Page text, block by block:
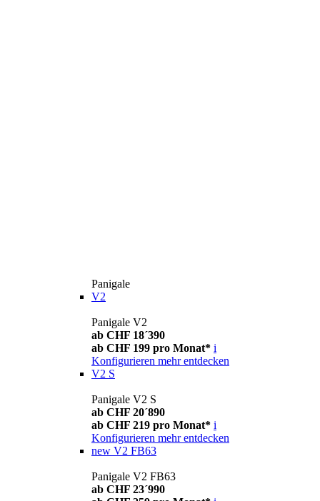
Panigale
V2
Panigale V2
ab CHF 18´390
ab CHF 199 pro Monat* i
Konfigurieren mehr entdecken
V2 S
Panigale V2 S
ab CHF 20´890
ab CHF 219 pro Monat* i
Konfigurieren mehr entdecken
new V2 FB63
Panigale V2 FB63
ab CHF 23´990